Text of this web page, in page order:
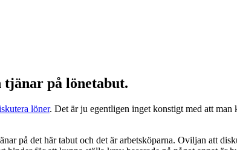
tjänar på lönetabut.
löner. Det är ju egentligen inget konstigt med att
på det här tabut och det är arbetsköparna. Oviljan att